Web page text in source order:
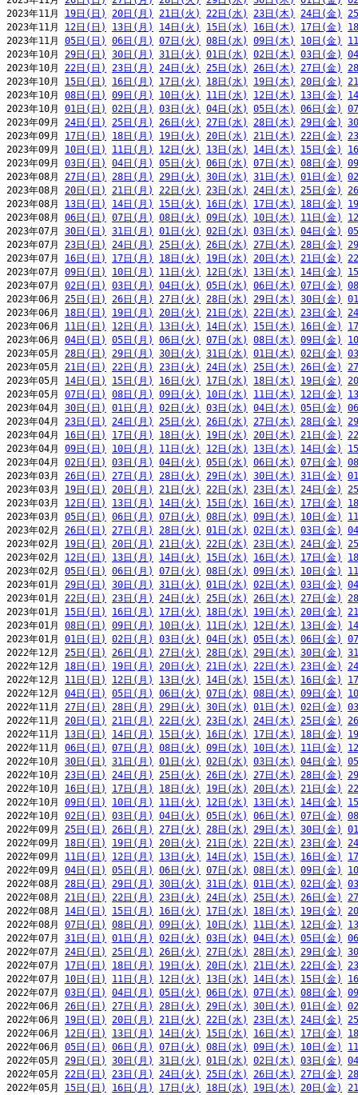
2023年11月 19日(日) 20日(月) 21日(火) 22日(水) 23日(木) 24日(金)
2023年11月 12日(日) 13日(月) 14日(火) 15日(水) 16日(木) 17日(金)
2023年11月 05日(日) 06日(月) 07日(火) 08日(水) 09日(木) 10日(金)
2023年10月 29日(日) 30日(月) 31日(火) 01日(水) 02日(木) 03日(金)
2023年10月 22日(日) 23日(月) 24日(火) 25日(水) 26日(木) 27日(金)
2023年10月 15日(日) 16日(月) 17日(火) 18日(水) 19日(木) 20日(金)
2023年10月 08日(日) 09日(月) 10日(火) 11日(水) 12日(木) 13日(金)
2023年10月 01日(日) 02日(月) 03日(火) 04日(水) 05日(木) 06日(金)
2023年09月 24日(日) 25日(月) 26日(火) 27日(水) 28日(木) 29日(金)
2023年09月 17日(日) 18日(月) 19日(火) 20日(水) 21日(木) 22日(金)
2023年09月 10日(日) 11日(月) 12日(火) 13日(水) 14日(木) 15日(金)
2023年09月 03日(日) 04日(月) 05日(火) 06日(水) 07日(木) 08日(金)
2023年08月 27日(日) 28日(月) 29日(火) 30日(水) 31日(木) 01日(金)
2023年08月 20日(日) 21日(月) 22日(火) 23日(水) 24日(木) 25日(金)
2023年08月 13日(日) 14日(月) 15日(火) 16日(水) 17日(木) 18日(金)
2023年08月 06日(日) 07日(月) 08日(火) 09日(水) 10日(木) 11日(金)
2023年07月 30日(日) 31日(月) 01日(火) 02日(水) 03日(木) 04日(金)
2023年07月 23日(日) 24日(月) 25日(火) 26日(水) 27日(木) 28日(金)
2023年07月 16日(日) 17日(月) 18日(火) 19日(水) 20日(木) 21日(金)
2023年07月 09日(日) 10日(月) 11日(火) 12日(水) 13日(木) 14日(金)
2023年07月 02日(日) 03日(月) 04日(火) 05日(水) 06日(木) 07日(金)
2023年06月 25日(日) 26日(月) 27日(火) 28日(水) 29日(木) 30日(金)
2023年06月 18日(日) 19日(月) 20日(火) 21日(水) 22日(木) 23日(金)
2023年06月 11日(日) 12日(月) 13日(火) 14日(水) 15日(木) 16日(金)
2023年06月 04日(日) 05日(月) 06日(火) 07日(水) 08日(木) 09日(金)
2023年05月 28日(日) 29日(月) 30日(火) 31日(水) 01日(木) 02日(金)
2023年05月 21日(日) 22日(月) 23日(火) 24日(水) 25日(木) 26日(金)
2023年05月 14日(日) 15日(月) 16日(火) 17日(水) 18日(木) 19日(金)
2023年05月 07日(日) 08日(月) 09日(火) 10日(水) 11日(木) 12日(金)
2023年04月 30日(日) 01日(月) 02日(火) 03日(水) 04日(木) 05日(金)
2023年04月 23日(日) 24日(月) 25日(火) 26日(水) 27日(木) 28日(金)
2023年04月 16日(日) 17日(月) 18日(火) 19日(水) 20日(木) 21日(金)
2023年04月 09日(日) 10日(月) 11日(火) 12日(水) 13日(木) 14日(金)
2023年04月 02日(日) 03日(月) 04日(火) 05日(水) 06日(木) 07日(金)
2023年03月 26日(日) 27日(月) 28日(火) 29日(水) 30日(木) 31日(金)
2023年03月 19日(日) 20日(月) 21日(火) 22日(水) 23日(木) 24日(金)
2023年03月 12日(日) 13日(月) 14日(火) 15日(水) 16日(木) 17日(金)
2023年03月 05日(日) 06日(月) 07日(火) 08日(水) 09日(木) 10日(金)
2023年02月 26日(日) 27日(月) 28日(火) 01日(水) 02日(木) 03日(金)
2023年02月 19日(日) 20日(月) 21日(火) 22日(水) 23日(木) 24日(金)
2023年02月 12日(日) 13日(月) 14日(火) 15日(水) 16日(木) 17日(金)
2023年02月 05日(日) 06日(月) 07日(火) 08日(水) 09日(木) 10日(金)
2023年01月 29日(日) 30日(月) 31日(火) 01日(水) 02日(木) 03日(金)
2023年01月 22日(日) 23日(月) 24日(火) 25日(水) 26日(木) 27日(金)
2023年01月 15日(日) 16日(月) 17日(火) 18日(水) 19日(木) 20日(金)
2023年01月 08日(日) 09日(月) 10日(火) 11日(水) 12日(木) 13日(金)
2023年01月 01日(日) 02日(月) 03日(火) 04日(水) 05日(木) 06日(金)
2022年12月 25日(日) 26日(月) 27日(火) 28日(水) 29日(木) 30日(金)
2022年12月 18日(日) 19日(月) 20日(火) 21日(水) 22日(木) 23日(金)
2022年12月 11日(日) 12日(月) 13日(火) 14日(水) 15日(木) 16日(金)
2022年12月 04日(日) 05日(月) 06日(火) 07日(水) 08日(木) 09日(金)
2022年11月 27日(日) 28日(月) 29日(火) 30日(水) 01日(木) 02日(金)
2022年11月 20日(日) 21日(月) 22日(火) 23日(水) 24日(木) 25日(金)
2022年11月 13日(日) 14日(月) 15日(火) 16日(水) 17日(木) 18日(金)
2022年11月 06日(日) 07日(月) 08日(火) 09日(水) 10日(木) 11日(金)
2022年10月 30日(日) 31日(月) 01日(火) 02日(水) 03日(木) 04日(金)
2022年10月 23日(日) 24日(月) 25日(火) 26日(水) 27日(木) 28日(金)
2022年10月 16日(日) 17日(月) 18日(火) 19日(水) 20日(木) 21日(金)
2022年10月 09日(日) 10日(月) 11日(火) 12日(水) 13日(木) 14日(金)
2022年10月 02日(日) 03日(月) 04日(火) 05日(水) 06日(木) 07日(金)
2022年09月 25日(日) 26日(月) 27日(火) 28日(水) 29日(木) 30日(金)
2022年09月 18日(日) 19日(月) 20日(火) 21日(水) 22日(木) 23日(金)
2022年09月 11日(日) 12日(月) 13日(火) 14日(水) 15日(木) 16日(金)
2022年09月 04日(日) 05日(月) 06日(火) 07日(水) 08日(木) 09日(金)
2022年08月 28日(日) 29日(月) 30日(火) 31日(水) 01日(木) 02日(金)
2022年08月 21日(日) 22日(月) 23日(火) 24日(水) 25日(木) 26日(金)
2022年08月 14日(日) 15日(月) 16日(火) 17日(水) 18日(木) 19日(金)
2022年08月 07日(日) 08日(月) 09日(火) 10日(水) 11日(木) 12日(金)
2022年07月 31日(日) 01日(月) 02日(火) 03日(水) 04日(木) 05日(金)
2022年07月 24日(日) 25日(月) 26日(火) 27日(水) 28日(木) 29日(金)
2022年07月 17日(日) 18日(月) 19日(火) 20日(水) 21日(木) 22日(金)
2022年07月 10日(日) 11日(月) 12日(火) 13日(水) 14日(木) 15日(金)
2022年07月 03日(日) 04日(月) 05日(火) 06日(水) 07日(木) 08日(金)
2022年06月 26日(日) 27日(月) 28日(火) 29日(水) 30日(木) 01日(金)
2022年06月 19日(日) 20日(月) 21日(火) 22日(水) 23日(木) 24日(金)
2022年06月 12日(日) 13日(月) 14日(火) 15日(水) 16日(木) 17日(金)
2022年06月 05日(日) 06日(月) 07日(火) 08日(水) 09日(木) 10日(金)
2022年05月 29日(日) 30日(月) 31日(火) 01日(水) 02日(木) 03日(金)
2022年05月 22日(日) 23日(月) 24日(火) 25日(水) 26日(木) 27日(金)
2022年05月 15日(日) 16日(月) 17日(火) 18日(水) 19日(木) 20日(金)